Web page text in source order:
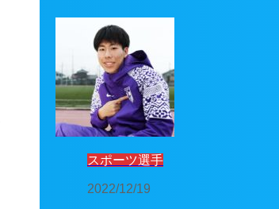
スポーツ選手
2022/12/19